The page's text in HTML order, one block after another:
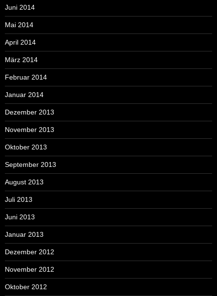
Juni 2014
Mai 2014
April 2014
März 2014
Februar 2014
Januar 2014
Dezember 2013
November 2013
Oktober 2013
September 2013
August 2013
Juli 2013
Juni 2013
Januar 2013
Dezember 2012
November 2012
Oktober 2012